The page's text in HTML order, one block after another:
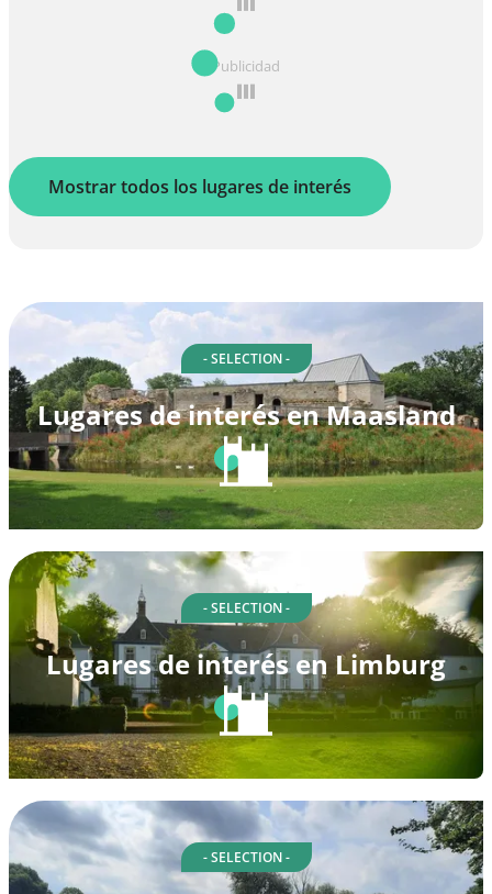
Publicidad
Mostrar todos los lugares de interés
- SELECTION -
Lugares de interés en Maasland
- SELECTION -
Lugares de interés en Limburg
- SELECTION -